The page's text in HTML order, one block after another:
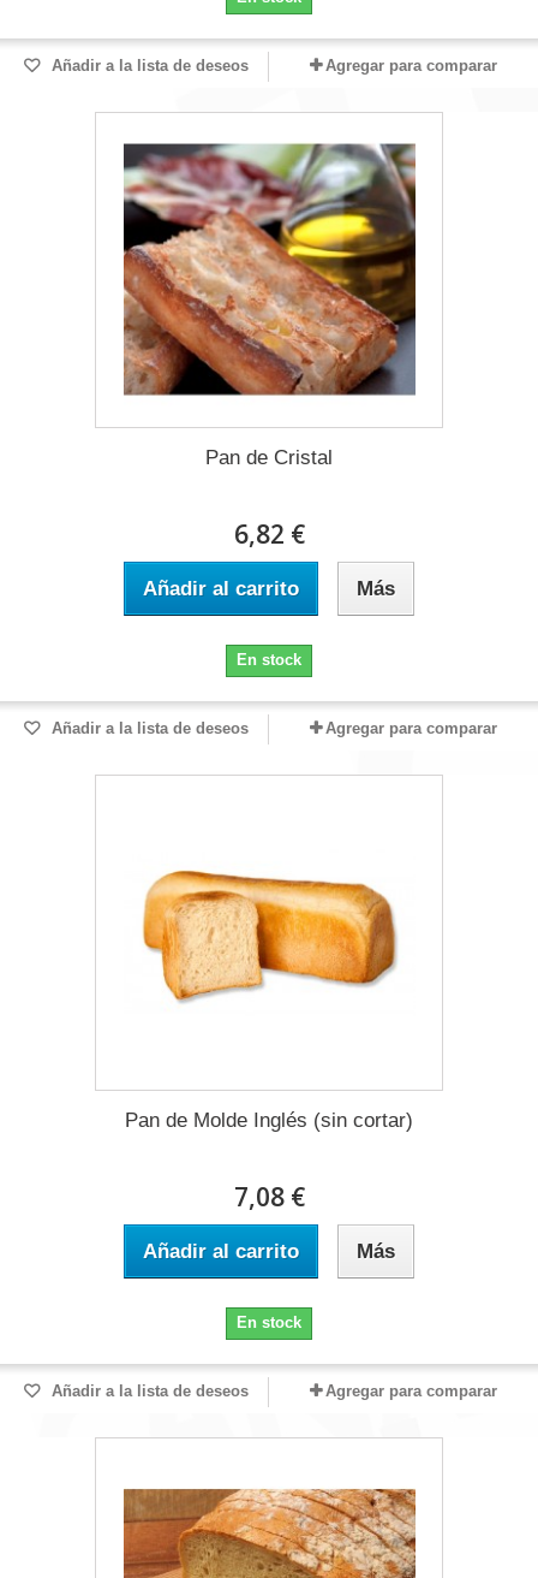
Añadir a la lista de deseos Agregar para comparar
Pan de Cristal
6,82 €
Añadir al carrito Más
En stock
Añadir a la lista de deseos Agregar para comparar
Pan de Molde Inglés (sin cortar)
7,08 €
Añadir al carrito Más
En stock
Añadir a la lista de deseos Agregar para comparar